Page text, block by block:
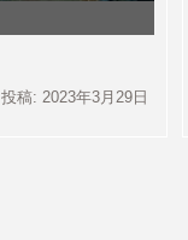
投稿: 2023年3月29日